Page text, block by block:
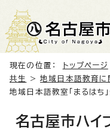
現在の位置： トップページ
共生
>地域日本語教育に
地域日本語教室「まるはち
名古屋市ハイ